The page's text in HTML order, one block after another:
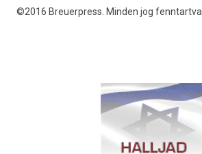
©2016 Breuerpress. Minden jog fenntartva.